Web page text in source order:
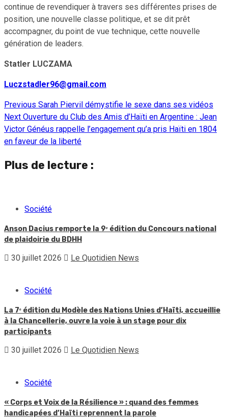
continue de revendiquer à travers ses différentes prises de
position, une nouvelle classe politique, et se dit prêt
accompagner, du point de vue technique, cette nouvelle
génération de leaders.
Statler LUCZAMA
Luczstadler96@gmail.com
Continue
Reading
Previous Sarah Piervil démystifie le sexe dans ses vidéos
Next Ouverture du Club des Amis d’Haïti en Argentine : Jean
Victor Généus rappelle l’engagement qu’a pris Haïti en 1804
en faveur de la liberté
Plus de lecture :
Société
Anson Dacius remporte la 9ᵉ édition du Concours national
de plaidoirie du BDHH
30 juillet 2026 Le Quotidien News
Société
La 7ᵉ édition du Modèle des Nations Unies d’Haïti, accueillie
à la Chancellerie, ouvre la voie à un stage pour dix
participants
30 juillet 2026 Le Quotidien News
Société
« Corps et Voix de la Résilience » : quand des femmes
handicapées d’Haïti reprennent la parole